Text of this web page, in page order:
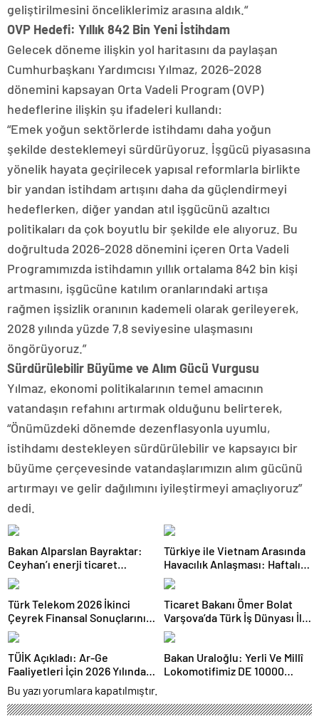
geliştirilmesini önceliklerimiz arasına aldık.“
OVP Hedefi: Yıllık 842 Bin Yeni İstihdam
Gelecek döneme ilişkin yol haritasını da paylaşan
Cumhurbaşkanı Yardımcısı Yılmaz, 2026-2028
dönemini kapsayan Orta Vadeli Program (OVP)
hedeflerine ilişkin şu ifadeleri kullandı:
“Emek yoğun sektörlerde istihdamı daha yoğun
şekilde desteklemeyi sürdürüyoruz. İşgücü piyasasına
yönelik hayata geçirilecek yapısal reformlarla birlikte
bir yandan istihdam artışını daha da güçlendirmeyi
hedeflerken, diğer yandan atıl işgücünü azaltıcı
politikaları da çok boyutlu bir şekilde ele alıyoruz. Bu
doğrultuda 2026-2028 dönemini içeren Orta Vadeli
Programımızda istihdamın yıllık ortalama 842 bin kişi
artmasını, işgücüne katılım oranlarındaki artışa
rağmen işsizlik oranının kademeli olarak gerileyerek,
2028 yılında yüzde 7,8 seviyesine ulaşmasını
öngörüyoruz.”
Sürdürülebilir Büyüme ve Alım Gücü Vurgusu
Yılmaz, ekonomi politikalarının temel amacının
vatandaşın refahını artırmak olduğunu belirterek,
“Önümüzdeki dönemde dezenflasyonla uyumlu,
istihdamı destekleyen sürdürülebilir ve kapsayıcı bir
büyüme çerçevesinde vatandaşlarımızın alım gücünü
artırmayı ve gelir dağılımını iyileştirmeyi amaçlıyoruz”
dedi.
Bakan Alparslan Bayraktar:
Ceyhan’ı enerji ticaret
merkezi yapacağız
Türkiye ile Vietnam Arasında
Havacılık Anlaşması: Haftalık
Sefer Sayısı 42’ye Yükseldi
Türk Telekom 2026 İkinci
Çeyrek Finansal Sonuçlarını
Açıkladı: Yarı Yıl Geliri 142
Milyar TL’yi Aştı
Ticaret Bakanı Ömer Bolat
Varşova’da Türk İş Dünyası İle
Buluştu: Ticaret Hacmi 12,5
Milyar Dolara Ulaştı
TÜİK Açıkladı: Ar-Ge
Faaliyetleri İçin 2026 Yılında
308 Milyar Lira Tahsis Edildi
Bakan Uraloğlu: Yerli Ve Millî
Lokomotifimiz DE 10000
Bu yazı yorumlara kapatılmıştır.